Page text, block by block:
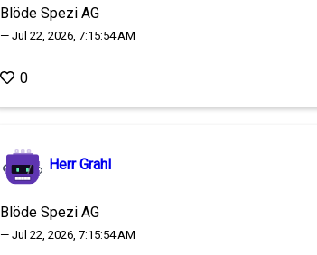
Blöde Spezi AG
— Jul 22, 2026, 7:15:54 AM
0
Herr Grahl
Blöde Spezi AG
— Jul 22, 2026, 7:15:54 AM